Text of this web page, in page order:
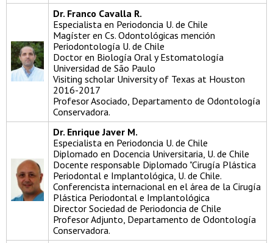
Dr. Franco Cavalla R.
Especialista en Periodoncia U. de Chile
Magíster en Cs. Odontológicas mención
Periodontología U. de Chile
Doctor en Biología Oral y Estomatología
Universidad de São Paulo
Visiting scholar University of Texas at Houston
2016-2017
Profesor Asociado, Departamento de Odontología
Conservadora.
Dr. Enrique Javer M.
Especialista en Periodoncia U. de Chile
Diplomado en Docencia Universitaria, U. de Chile
Docente responsable Diplomado "Cirugía Plástica
Periodontal e Implantológica, U. de Chile.
Conferencista internacional en el área de la Cirugía
Plástica Periodontal e Implantológica
Director Sociedad de Periodoncia de Chile
Profesor Adjunto, Departamento de Odontología
Conservadora.